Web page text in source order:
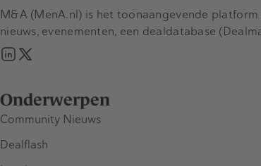
Onderwerpen
Community Nieuws
Dealflash
M&A (MenA.nl) is het toonaangevende
nieuws, evenementen, een dealdatabase